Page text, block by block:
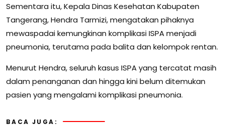
Sementara itu, Kepala Dinas Kesehatan Kabupaten
Tangerang, Hendra Tarmizi, mengatakan pihaknya
mewaspadai kemungkinan komplikasi ISPA menjadi
pneumonia, terutama pada balita dan kelompok rentan.
Menurut Hendra, seluruh kasus ISPA yang tercatat masih
dalam penanganan dan hingga kini belum ditemukan
pasien yang mengalami komplikasi pneumonia.
BACA JUGA: